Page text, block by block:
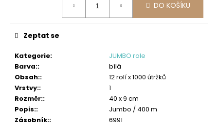
DO KOŠÍKU
Kategorie:
JUMBO role
Barva::
bílá
Obsah::
12 rolí x 1000 útržků
Vrstvy::
1
Rozměr::
40 x 9 cm
Popis::
Jumbo / 400 m
Zásobník:: 6991
Zeptat se
č
u
e
m
e
TORK
PRŮMYSLOVÁ
ČISTICÍ
UTĚRKA